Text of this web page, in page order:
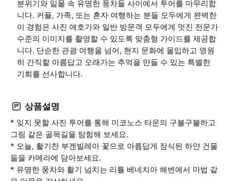
분위기와 일몰 속 유명한 풍차들 사이에서 투어를 마무리합
니다. 커플, 가족, 또는 혼자 여행하는 분들 모두에게 완벽한
이 경험은 사진 애호가와 일반 방문객 모두에게 멋진 전문가
수준의 이미지를 촬영할 수 있도록 맞춤형 가이드를 제공합
니다. 단순한 관광 여행을 넘어, 현지 문화에 몰입하고 영원
히 간직할 아름답고 오래가는 추억을 만들 수 있는 특별한
기회를 선사합니다.
상품설명
* 잊지 못할 사진 투어를 통해 미코노스 타운의 구불구불하고
그림 같은 골목길을 탐험해 보세요.
* 오늘, 활기찬 부겐빌레아 꽃으로 아름답게 장식된 하얀 건물
들을 카메라에 담아보세요.
* 유명한 풍차와 활기 넘치는 리틀 베네치아 해변에서 마법 같